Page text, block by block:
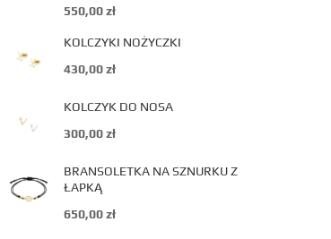
550,00zł
KOLCZYKI NOŻYCZKI
430,00zł
KOLCZYK DO NOSA
300,00zł
BRANSOLETKA NA SZNURKU Z
ŁAPKĄ
650,00zł